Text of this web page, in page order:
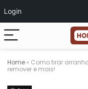
Login
Home » Como tirar
remover e mais!